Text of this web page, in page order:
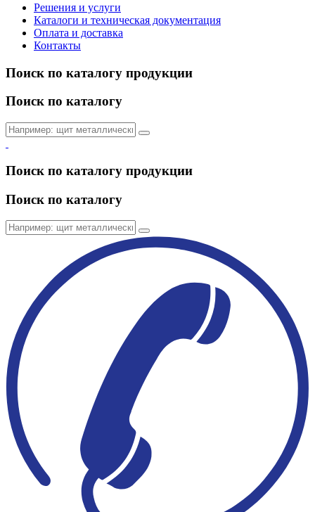
Решения и услуги
Каталоги и техническая документация
Оплата и доставка
Контакты
Поиск по каталогу продукции
Поиск по каталогу
Поиск по каталогу продукции
Поиск по каталогу